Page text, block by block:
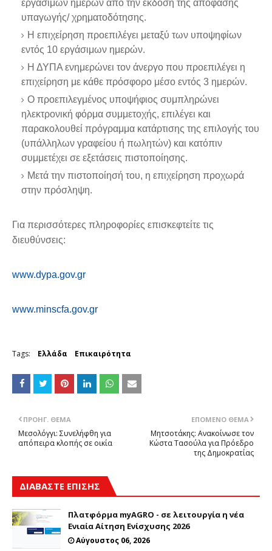
εργάσιμων ημερών από την έκδοση της απόφασης
υπαγωγής/ χρηματοδότησης.
Η επιχείρηση προεπιλέγει μεταξύ των υποψηφίων
εντός 10 εργάσιμων ημερών.
Η ΔΥΠΑ ενημερώνει τον άνεργο που προεπιλέγει η
επιχείρηση με κάθε πρόσφορο μέσο εντός 3 ημερών.
Ο προεπιλεγμένος υποψήφιος συμπληρώνει
ηλεκτρονική φόρμα συμμετοχής, επιλέγει και
παρακολουθεί πρόγραμμα κατάρτισης της επιλογής του
(υπάλληλων γραφείου ή πωλητών) και κατόπιν
συμμετέχει σε εξετάσεις πιστοποίησης.
Μετά την πιστοποίησή του, η επιχείρηση προχωρά
στην πρόσληψη.
Για περισσότερες πληροφορίες επισκεφτείτε τις
διευθύνσεις:
www.dypa.gov.gr
www.minscfa.gov.gr
Tags: Ελλάδα Επικαιρότητα
ΕΠΌΜΕΝΟ ΘΈΜΑ
Μητσοτάκης: Ανακοίνωσε τον
Κώστα Τασούλα για Πρόεδρο
της Δημοκρατίας
ΠΡΟΗΓ. ΘΈΜΑ
Μεσολόγγι: Συνελήφθη για
απόπειρα κλοπής σε οικία
ΔΙΑΒΑΣΤΕ ΕΠΙΣΗΣ
Πλατφόρμα myAGRO - σε λειτουργία η νέα
Ενιαία Αίτηση Ενίσχυσης 2026
Αύγουστος 06, 2026